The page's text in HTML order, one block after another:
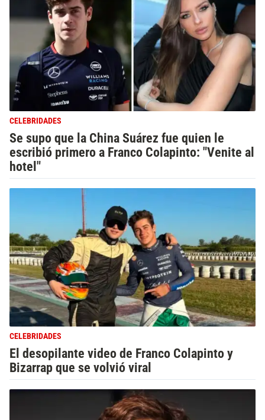
CELEBRIDADES
Se supo que la China Suárez fue quien le
escribió primero a Franco Colapinto: "Venite al
hotel"
CELEBRIDADES
El desopilante video de Franco Colapinto y
Bizarrap que se volvió viral